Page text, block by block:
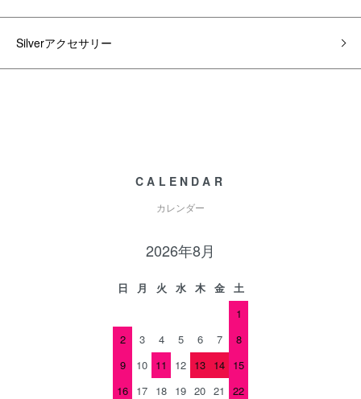
Silverアクセサリー
CALENDAR
カレンダー
2026年8月
日 月 火 水 木 金
土
1
2
3 4 5 6 7
8
9
10 11 12 13 14 15
16 17 18 19 20 21
22